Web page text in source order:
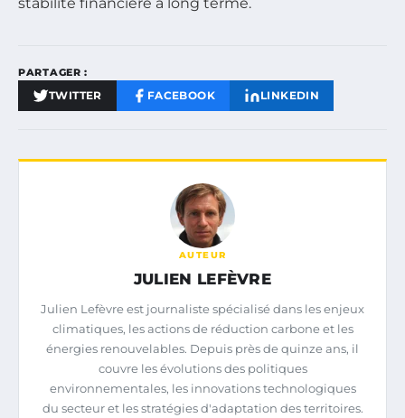
stabilité financière à long terme.
PARTAGER :
TWITTER FACEBOOK LINKEDIN
AUTEUR
JULIEN LEFÈVRE
Julien Lefèvre est journaliste spécialisé dans les enjeux
climatiques, les actions de réduction carbone et les
énergies renouvelables. Depuis près de quinze ans, il
couvre les évolutions des politiques
environnementales, les innovations technologiques
du secteur et les stratégies d'adaptation des territoires.